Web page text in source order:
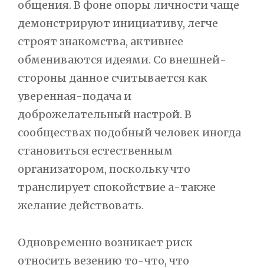
общения. В фоне опоры личности чаще
демонстрируют инициативу, легче
строят знакомства, активнее
обмениваются идеями. Со внешней-
стороны данное считывается как
уверенная-подача и
доброжелательный настрой. В
сообществах подобный человек иногда
становиться естественным
организатором, поскольку что
транслирует спокойствие а-также
желание действовать.
Одновременно возникает риск
относить везению то-что, что